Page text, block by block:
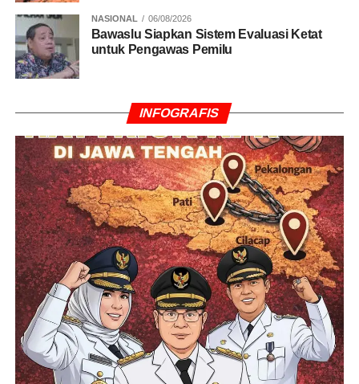
NASIONAL 06/08/2026
Bawaslu Siapkan Sistem Evaluasi Ketat
untuk Pengawas Pemilu
INFOGRAFIS